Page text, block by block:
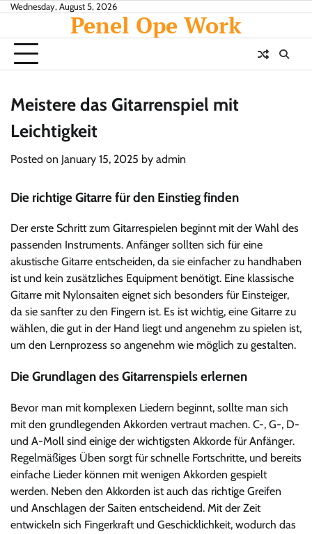
Skip
content
Wednesday, August 5, 2026
Penel Ope Work
Meistere das Gitarrenspiel mit
Leichtigkeit
Posted on January 15, 2025 by admin
Die richtige Gitarre für den Einstieg finden
Der erste Schritt zum Gitarrespielen beginnt mit der Wahl des
passenden Instruments. Anfänger sollten sich für eine
akustische Gitarre entscheiden, da sie einfacher zu handhaben
ist und kein zusätzliches Equipment benötigt. Eine klassische
Gitarre mit Nylonsaiten eignet sich besonders für Einsteiger,
da sie sanfter zu den Fingern ist. Es ist wichtig, eine Gitarre zu
wählen, die gut in der Hand liegt und angenehm zu spielen ist,
um den Lernprozess so angenehm wie möglich zu gestalten.
Die Grundlagen des Gitarrenspiels erlernen
Bevor man mit komplexen Liedern beginnt, sollte man sich
mit den grundlegenden Akkorden vertraut machen. C-, G-, D-
und A-Moll sind einige der wichtigsten Akkorde für Anfänger.
Regelmäßiges Üben sorgt für schnelle Fortschritte, und bereits
einfache Lieder können mit wenigen Akkorden gespielt
werden. Neben den Akkorden ist auch das richtige Greifen
und Anschlagen der Saiten entscheidend. Mit der Zeit
entwickeln sich Fingerkraft und Geschicklichkeit, wodurch das